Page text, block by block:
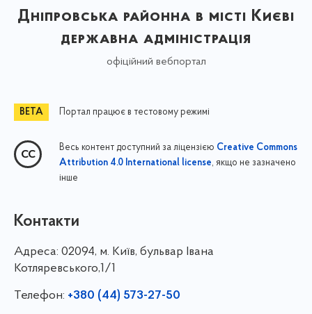
Дніпровська районна в місті Києві
державна адміністрація
офіційний вебпортал
Портал працює в тестовому режимі
Весь контент доступний за ліцензією Creative Commons
Attribution 4.0 International license, якщо не зазначено
інше
Контакти
Адреса: 02094, м. Київ, бульвар Івана
Котляревського,1/1
Телефон: +380 (44) 573-27-50